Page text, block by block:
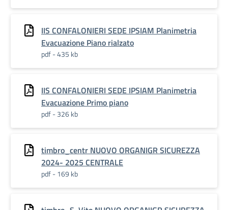
IIS CONFALONIERI SEDE IPSIAM Planimetria
Evacuazione Piano rialzato
pdf - 435 kb
IIS CONFALONIERI SEDE IPSIAM Planimetria
Evacuazione Primo piano
pdf - 326 kb
timbro_centr NUOVO ORGANIGR SICUREZZA
2024- 2025 CENTRALE
pdf - 169 kb